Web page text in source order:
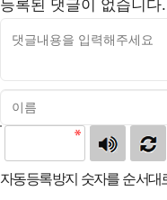
등록된 댓글이 없습니다.
자동등록방지 숫자를 순서대